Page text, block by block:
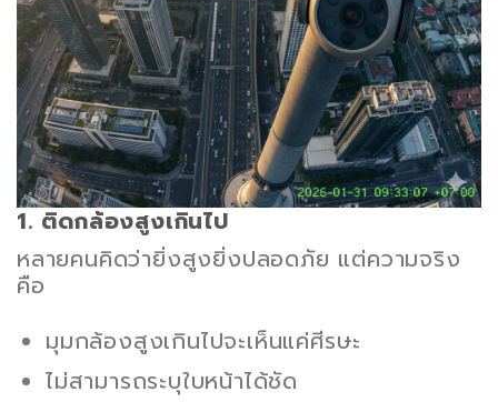
1. ติดกล้องสูงเกินไป
หลายคนคิดว่ายิ่งสูงยิ่งปลอดภัย แต่ความจริง
คือ
มุมกล้องสูงเกินไปจะเห็นแค่ศีรษะ
ไม่สามารถระบุใบหน้าได้ชัด